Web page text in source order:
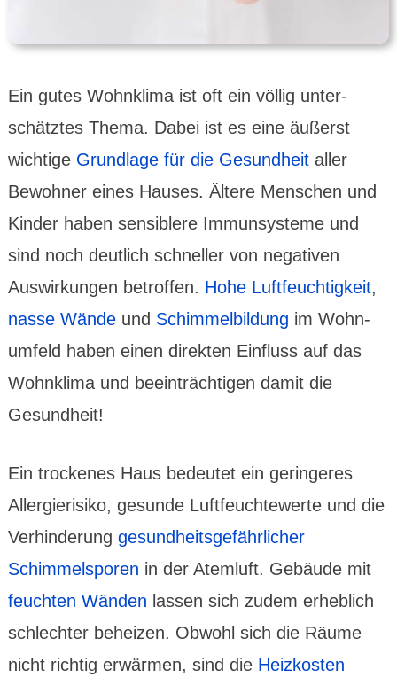
Ein gutes Wohnklima ist oft ein völlig unter­
schätz­tes Thema. Dabei ist es eine äußerst
wichtige Grund­lage für die Gesund­heitaller
Bewohner eines Hauses. Ältere Menschen und
Kinder haben sensiblere Immun­systeme und
sind noch deutlich schneller von negativen
Auswir­kungen betroffen. Hohe Luft­feucht­igkeit,
nasse Wändeund Schimmel­bildung im Wohn­
umfeld haben einen direkten Ein­fluss auf das
Wohnklima und beein­träch­tigen damit die
Gesundheit!
Ein trockenes Haus bedeutet ein gerin­geres
Allergie­risiko, gesunde Luft­feuchte­werte und die
Verhin­derung gesund­heits­gefähr­licher
Schimmel­sporen in der Atem­luft. Gebäude mit
feuchten Wänden lassen sich zudem erheb­lich
schlechter beheizen. Obwohl sich die Räume
nicht richtig erwärmen, sind die Heiz­kosten